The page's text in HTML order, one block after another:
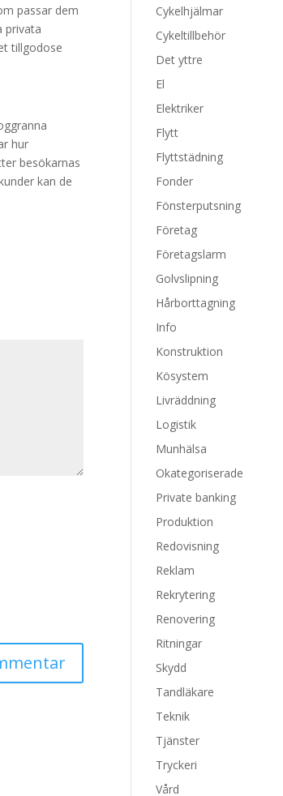
passar dem
privata
tillgodose
hur
besökarnas
kan de
Cykelhjälmar
Cykeltillbehör
Det yttre
El
Elektriker
Flytt
Flyttstädning
Fonder
Fönsterputsning
Företag
Företagslarm
Golvslipning
Hårborttagning
Info
Konstruktion
Kösystem
Livräddning
Logistik
Munhälsa
Okategoriserade
Private banking
Produktion
Redovisning
Reklam
Rekrytering
Renovering
Ritningar
Skydd
Tandläkare
Teknik
Tjänster
Tryckeri
Vård